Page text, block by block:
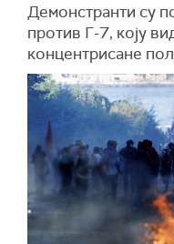
Демонстранти су
против Г-7, коју
концентрисане